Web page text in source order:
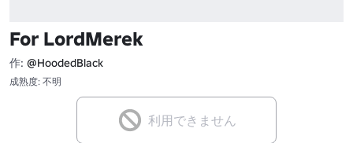
For LordMerek
作: @HoodedBlack
成熟度: 不明
利用できません